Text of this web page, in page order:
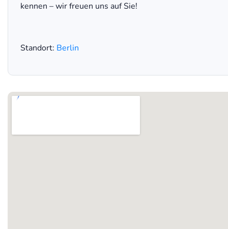
kennen – wir freuen uns auf Sie!
Standort: Berlin